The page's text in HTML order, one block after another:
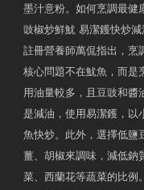
墨汁意粉。如何烹調最健
豉椒炒鮮魷 易潔鑊快炒減
註冊營養師萬侃指出，烹
核心問題不在魷魚，而是
用油量較多，且豆豉和醬
是減油，使用易潔鑊，以
魚快炒。此外，選擇低鹽
薑、胡椒來調味，減低鈉
菜、西蘭花等蔬菜的比例